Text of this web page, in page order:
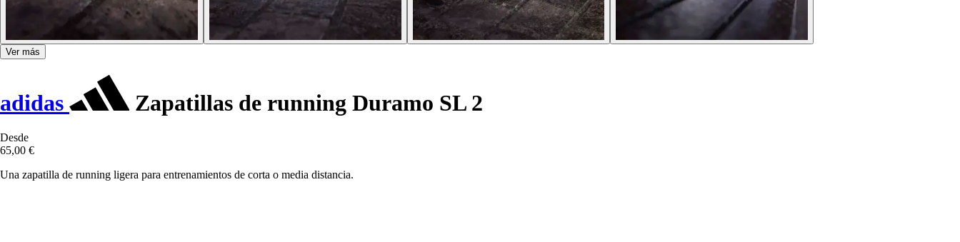
Ver más
adidas Zapatillas de running Duramo SL 2
Desde
65,00 €
Una zapatilla de running ligera para entrenamientos de corta o media distancia.